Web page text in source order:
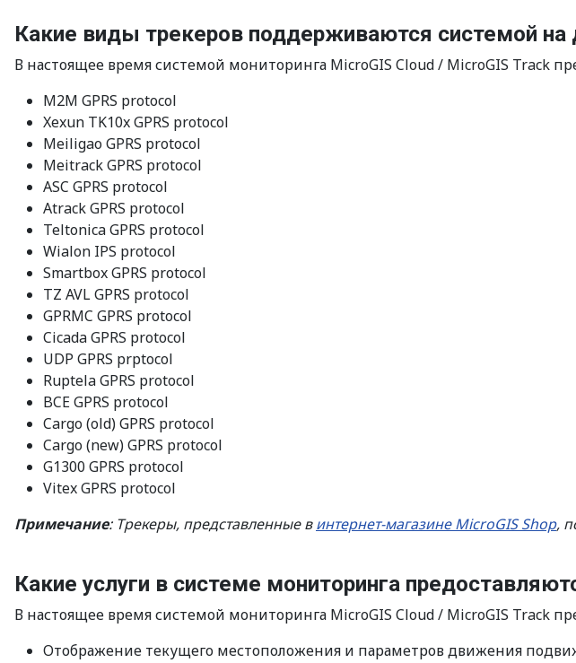
Какие виды трекеров поддерживаются системой
В настоящее время системой мониторинга MicroGIS Cloud / MicroGIS Track
M2M GPRS protocol
Xexun TK10x GPRS protocol
Meiligao GPRS protocol
Meitrack GPRS protocol
ASC GPRS protocol
Atrack GPRS protocol
Teltonica GPRS protocol
Wialon IPS protocol
Smartbox GPRS protocol
TZ AVL GPRS protocol
GPRMC GPRS protocol
Cicada GPRS protocol
UDP GPRS prptocol
Ruptela GPRS protocol
BCE GPRS protocol
Cargo (old) GPRS protocol
Cargo (new) GPRS protocol
G1300 GPRS protocol
Vitex GPRS protocol
Примечание: Трекеры, представленные винтернет-магазине MicroGIS Shop,
Какие услуги в системе мониторинга
В настоящее время системой мониторинга MicroGIS Cloud / MicroGIS Track
Отображение текущего местоположения и параметров движения